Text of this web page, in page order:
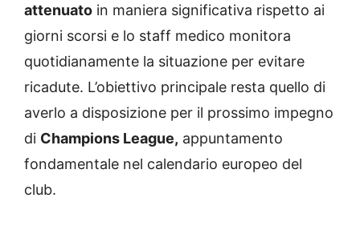
attenuato in maniera significativa rispetto ai
giorni scorsi e lo staff medico monitora
quotidianamente la situazione per evitare
ricadute. L’obiettivo principale resta quello di
averlo a disposizione per il prossimo impegno
di Champions League, appuntamento
fondamentale nel calendario europeo del
club.